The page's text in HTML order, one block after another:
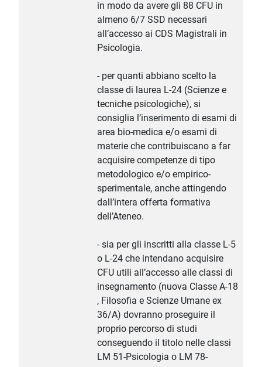
in modo da avere gli 88 CFU in
almeno 6/7 SSD necessari
all’accesso ai CDS Magistrali in
Psicologia.
- per quanti abbiano scelto la
classe di laurea L-24 (Scienze e
tecniche psicologiche), si
consiglia l’inserimento di esami di
area bio-medica e/o esami di
materie che contribuiscano a far
acquisire competenze di tipo
metodologico e/o empirico-
sperimentale, anche attingendo
dall’intera offerta formativa
dell’Ateneo.
- sia per gli inscritti alla classe L-5
o L-24 che intendano acquisire
CFU utili all’accesso alle classi di
insegnamento (nuova Classe A-18
, Filosofia e Scienze Umane ex
36/A) dovranno proseguire il
proprio percorso di studi
conseguendo il titolo nelle classi
LM 51-Psicologia o LM 78-